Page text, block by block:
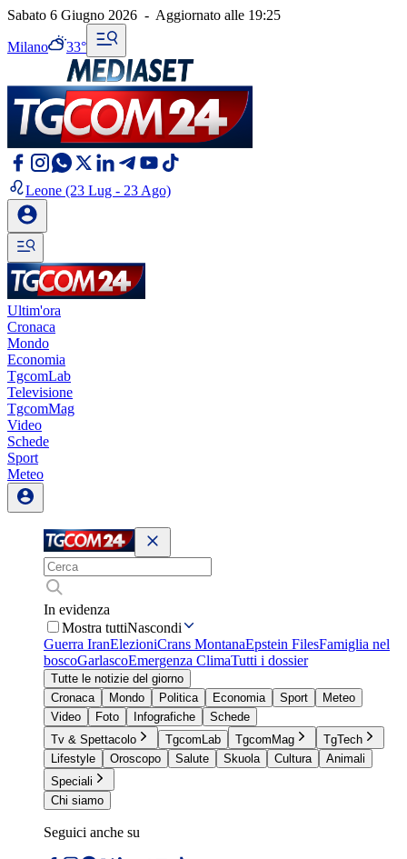
Sabato 6 Giugno 2026 - Aggiornato alle 19:25
Milano 33°
Leone (23 Lug - 23 Ago)
Ultim'ora
Cronaca
Mondo
Economia
TgcomLab
Televisione
TgcomMag
Video
Schede
Sport
Meteo
In evidenza
Mostra tuttiNascondi
Guerra IranElezioniCrans MontanaEpstein FilesFamiglia nel
boscoGarlascoEmergenza ClimaTutti i dossier
Tutte le notizie del giorno
Cronaca
Mondo Politica Economia Sport
Meteo
Video
Foto Infografiche
Schede
Tv & Spettacolo
TgcomLab TgcomMag
TgTech
Lifestyle
Oroscopo Salute Skuola Cultura
Animali
Speciali
Chi siamo
Seguici anche su